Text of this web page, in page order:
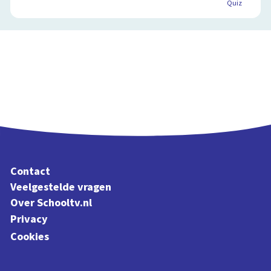
Quiz
Contact
Veelgestelde vragen
Over Schooltv.nl
Privacy
Cookies